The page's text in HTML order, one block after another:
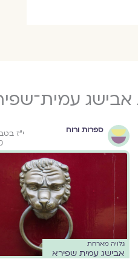
ספרות ורוח
י"ז
גלויה מארחת
אבישג עמית שפירא